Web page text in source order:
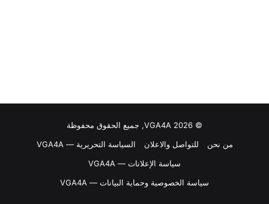
© VGA4A 2026, جميع الحقوق محفوظة
من نحن
للتواصل والاعلان
السياسة التحريرية — VGA4A
سياسة الإعلانات — VGA4A
سياسة الخصوصية وحماية البيانات — VGA4A